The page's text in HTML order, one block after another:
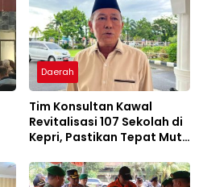
Daerah
Tim Konsultan Kawal
Revitalisasi 107 Sekolah di
Kepri, Pastikan Tepat Mutu